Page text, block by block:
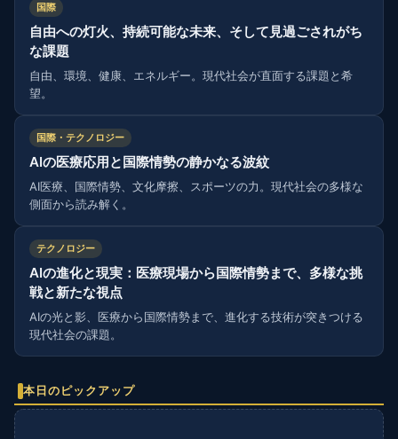
国際
自由への灯火、持続可能な未来、そして見過ごされがち
な課題
自由、環境、健康、エネルギー。現代社会が直面する課題と希
望。
国際・テクノロジー
AIの医療応用と国際情勢の静かなる波紋
AI医療、国際情勢、文化摩擦、スポーツの力。現代社会の多様な
側面から読み解く。
テクノロジー
AIの進化と現実：医療現場から国際情勢まで、多様な挑
戦と新たな視点
AIの光と影、医療から国際情勢まで、進化する技術が突きつける
現代社会の課題。
本日のピックアップ